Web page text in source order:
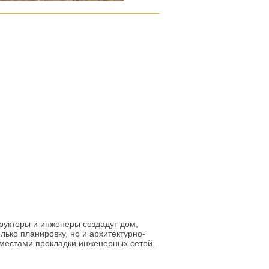
и инженеры создадут дом,
планировку, но и архитектурно-
прокладки инженерных сетей.